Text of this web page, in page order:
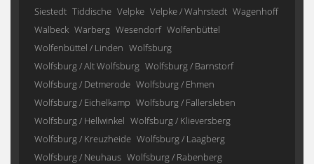
Siestedt Tiddische Velpke Velpke / Wahrstedt Wagenhoff
Walbeck Warberg Wesendorf Wolfenbüttel
Wolfenbüttel / Linden Wolfsburg
Wolfsburg / Alt Wolfsburg Wolfsburg / Barnstorf
Wolfsburg / Detmerode Wolfsburg / Ehmen
Wolfsburg / Eichelkamp Wolfsburg / Fallersleben
Wolfsburg / Hellwinkel Wolfsburg / Klieversberg
Wolfsburg / Kreuzheide Wolfsburg / Laagberg
Wolfsburg / Neuhaus Wolfsburg / Rabenberg